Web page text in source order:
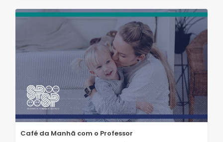
Café da Manhã com o Professor